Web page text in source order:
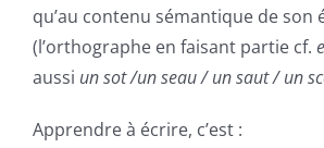
qu’au contenu sémantique de son
(l’orthographe en faisant partie cf.
aussi un sot /un seau / un saut / un
Apprendre à écrire, c’est :